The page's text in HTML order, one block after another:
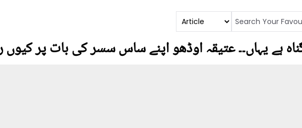
ہے یہاں۔۔ عتیقہ اوڈھو اپنے ساس سسر کی بات پر کیوں